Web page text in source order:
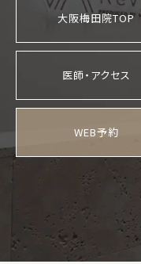
大阪梅田院TOP
医師・アクセス
WEB予約